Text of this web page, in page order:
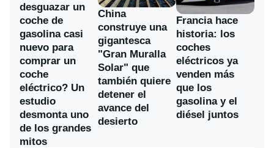
desguazar un
coche de
gasolina casi
nuevo para
comprar un
coche
eléctrico? Un
estudio
desmonta uno
de los grandes
mitos
China
construye una
gigantesca
"Gran Muralla
Solar" que
también quiere
detener el
avance del
desierto
Francia hace
historia: los
coches
eléctricos ya
venden más
que los
gasolina y el
diésel juntos